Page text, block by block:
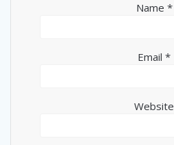
Name *
Email *
Website